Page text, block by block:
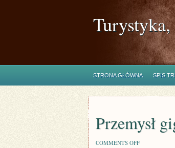
STRONA GŁÓWNA SPIS
Przemysł
COMMENTS OFFON